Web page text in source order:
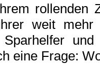
rollenden
weit
und
eine Frage: